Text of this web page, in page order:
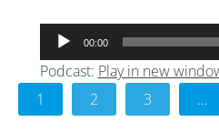
声
プ
レ
ー
00:00
Podcast: Play in new
1
2 3 …